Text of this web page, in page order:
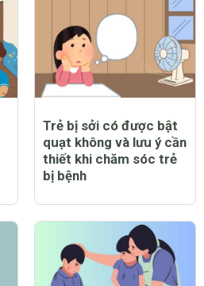
Trẻ bị sởi có được bật
quạt không và lưu ý cần
thiết khi chăm sóc trẻ
bị bệnh